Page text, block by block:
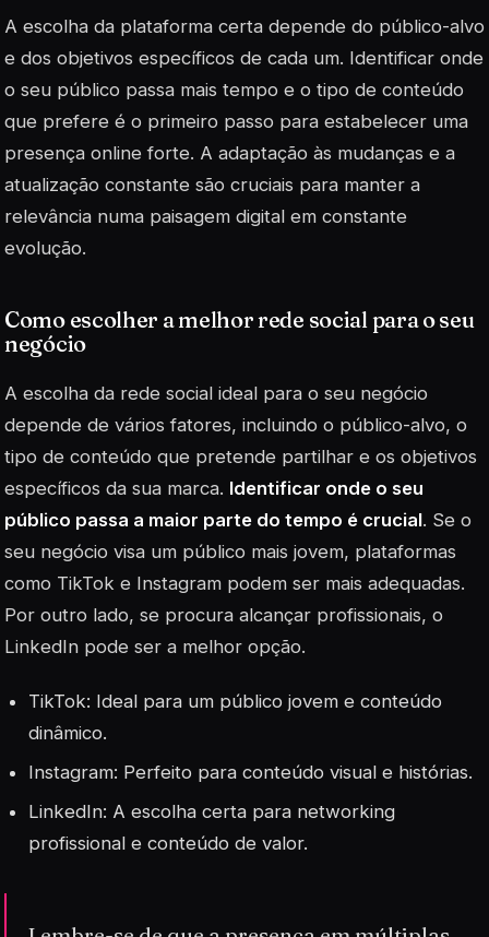
A escolha da plataforma certa depende do público-alvo
e dos objetivos específicos de cada um. Identificar onde
o seu público passa mais tempo e o tipo de conteúdo
que prefere é o primeiro passo para estabelecer uma
presença online forte. A adaptação às mudanças e a
atualização constante são cruciais para manter a
relevância numa paisagem digital em constante
evolução.
Como escolher a melhor rede social para o seu
negócio
A escolha da rede social ideal para o seu negócio
depende de vários fatores, incluindo o público-alvo, o
tipo de conteúdo que pretende partilhar e os objetivos
específicos da sua marca. Identificar onde o seu
público passa a maior parte do tempo é crucial. Se o
seu negócio visa um público mais jovem, plataformas
como TikTok e Instagram podem ser mais adequadas.
Por outro lado, se procura alcançar profissionais, o
LinkedIn pode ser a melhor opção.
TikTok: Ideal para um público jovem e conteúdo
dinâmico.
Instagram: Perfeito para conteúdo visual e histórias.
LinkedIn: A escolha certa para networking
profissional e conteúdo de valor.